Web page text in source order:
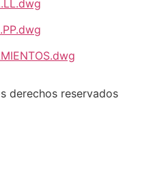
derechos reservados